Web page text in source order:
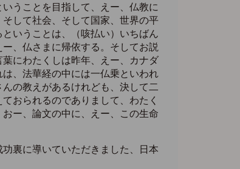
うことを目指して、えー、仏教に
して社会、そして国家、世界の平
いうことは、（咳払い）いちばん
、仏さまに帰依する。そしてお説
にわたくしは昨年、えー、カナダ
、法華経の中には一仏乗といわれ
の教えがあるけれども、決して二
おられるのでありまして、わたく
ー、論文の中に、えー、この生命
裏に導いていただきました、日本